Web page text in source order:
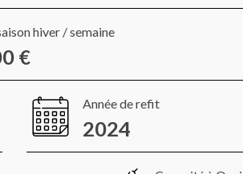
hiver / semaine
€
Année de refit
2024